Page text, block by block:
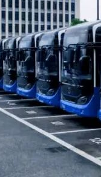
幢交通监控中心5楼